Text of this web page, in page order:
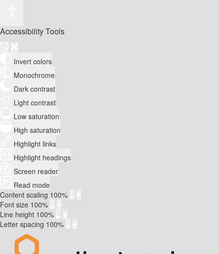
Accessibility Tools
Invert colors
Monochrome
Dark contrast
Light contrast
Low saturation
High saturation
Highlight links
Highlight headings
Screen reader
Read mode
Content scaling 100%
Font size 100%
Line height 100%
Letter spacing 100%